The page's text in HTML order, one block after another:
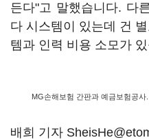
든다"고 말했습니다. 다
다 시스템이 있는데 건
템과 인력 비용 소모가
MG손해보험 간판과 예금보험공
배희 기자